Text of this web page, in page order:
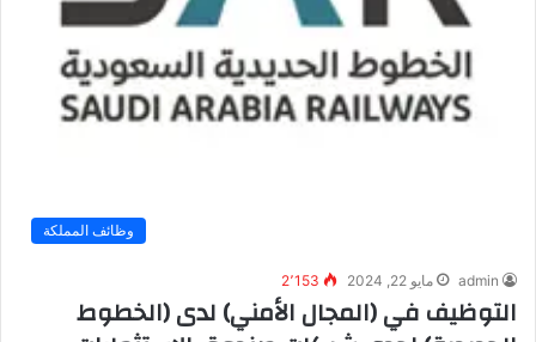
وظائف المملكة
admin مايو 22, 2024 2٬153
التوظيف في (المجال الأمني) لدى (الخطوط